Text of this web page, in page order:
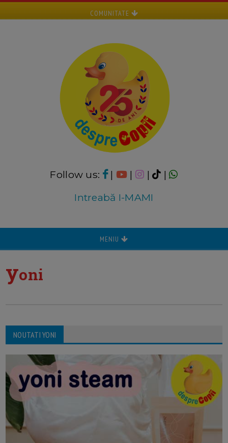
COMUNITATE
Follow us: | | |
|
Intreabă I-MAMI
MENIU
yoni
NOUTATI YONI